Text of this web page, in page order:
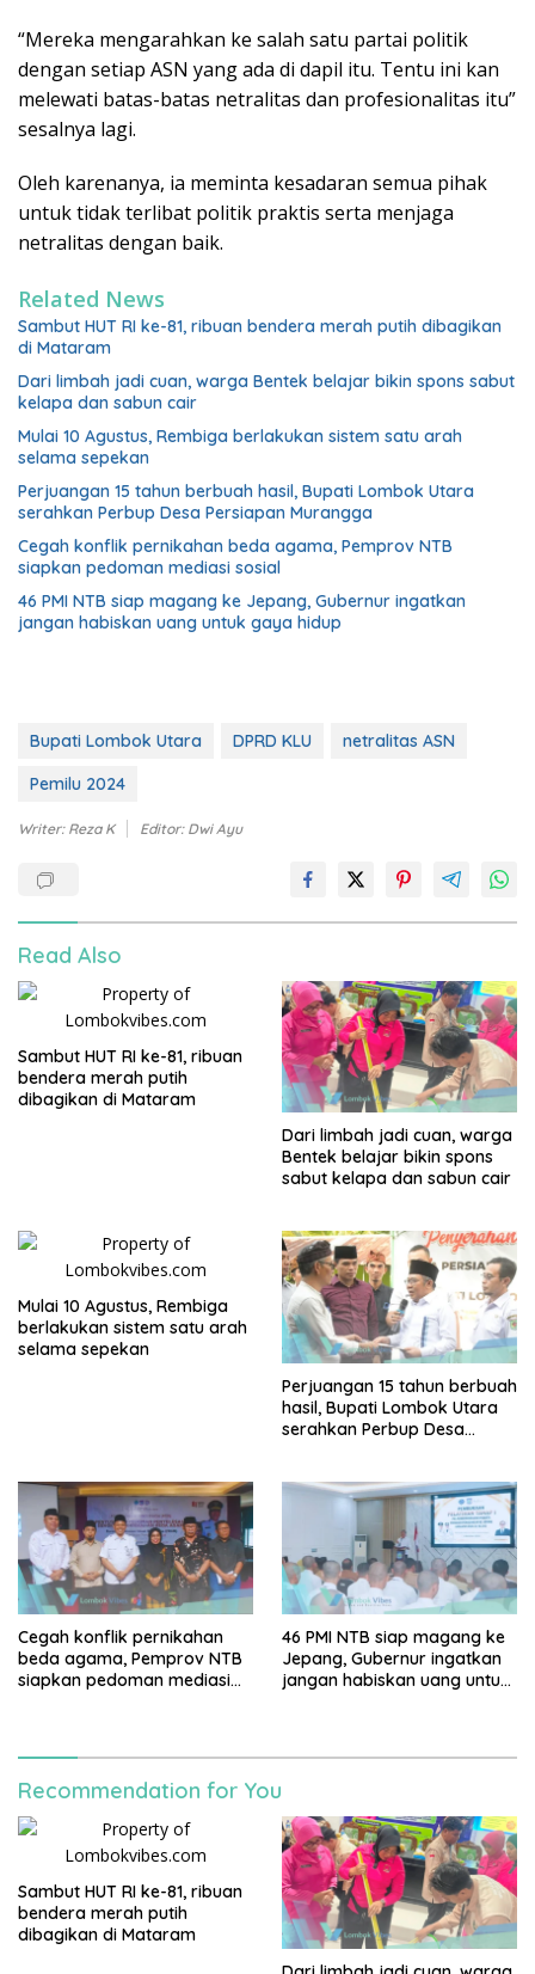
“Mereka mengarahkan ke salah satu partai politik
dengan setiap ASN yang ada di dapil itu. Tentu ini kan
melewati batas-batas netralitas dan profesionalitas itu”
sesalnya lagi.
Oleh karenanya, ia meminta kesadaran semua pihak
untuk tidak terlibat politik praktis serta menjaga
netralitas dengan baik.
Related News
Sambut HUT RI ke-81, ribuan bendera merah putih dibagikan
di Mataram
Dari limbah jadi cuan, warga Bentek belajar bikin spons sabut
kelapa dan sabun cair
Mulai 10 Agustus, Rembiga berlakukan sistem satu arah
selama sepekan
Perjuangan 15 tahun berbuah hasil, Bupati Lombok Utara
serahkan Perbup Desa Persiapan Murangga
Cegah konflik pernikahan beda agama, Pemprov NTB
siapkan pedoman mediasi sosial
46 PMI NTB siap magang ke Jepang, Gubernur ingatkan
jangan habiskan uang untuk gaya hidup
Bupati Lombok Utara DPRD KLU
netralitas ASN
Pemilu 2024
Writer: Reza K Editor: Dwi Ayu
Read Also
Sambut HUT RI ke-81, ribuan
bendera merah putih
dibagikan di Mataram
Dari limbah jadi cuan, warga
Bentek belajar bikin spons
sabut kelapa dan sabun cair
Mulai 10 Agustus, Rembiga
berlakukan sistem satu arah
selama sepekan
Perjuangan 15 tahun berbuah
hasil, Bupati Lombok Utara
serahkan Perbup Desa
Cegah konflik pernikahan
beda agama, Pemprov NTB
siapkan pedoman mediasi
46 PMI NTB siap magang ke
Jepang, Gubernur ingatkan
jangan habiskan uang untuk
Recommendation for You
Sambut HUT RI ke-81, ribuan
bendera merah putih
dibagikan di Mataram